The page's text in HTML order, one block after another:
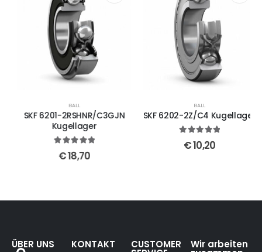
BALL
SKF 6201-2RSHNR/C3GJN
Kugellager
out of 5
€18,70
BALL
SKF 6202-2Z/C4 Kugellager
out of 5
€10,20
ÜBER UNS KONTAKT CUSTOMER Wir arbeiten